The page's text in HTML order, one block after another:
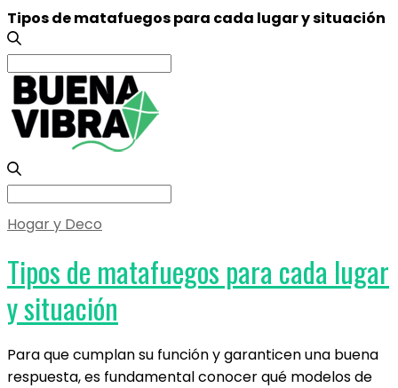
Tipos de matafuegos para cada lugar y situación
Search
for:
Search
Hogar y Deco
Tipos de matafuegos para cada lugar
y situación
Para que cumplan su función y garanticen una buena
respuesta, es fundamental conocer qué modelos de